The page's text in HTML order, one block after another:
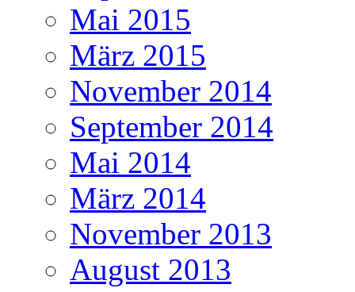
Mai 2015
März 2015
November 2014
September 2014
Mai 2014
März 2014
November 2013
August 2013